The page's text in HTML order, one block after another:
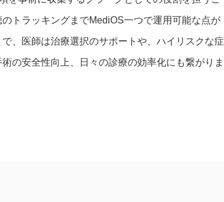
トラッキングまで​MediOS一つで運用可能な点が
、医師は治療選択のサポートや、ハイリスクな症
の安全性向上、日々の診療の効率化にも繋がりま